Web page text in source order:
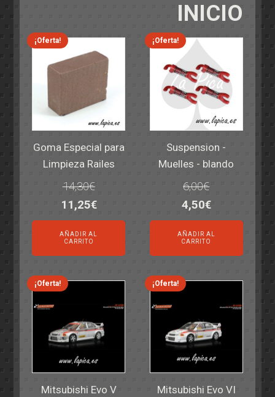
INICIO
¡Oferta!
Goma Especial para
Limpieza Railes
14,30€
El
precio
original
era:
14,30€.
11,25€El
precio
actual
es:
11,25€.
AÑADIR AL
CARRITO
¡Oferta!
Suspension -
Muelles - blando
6,00€
El
precio
original
era:
6,00€.
4,50€El
precio
actual
es:
4,50€.
AÑADIR AL
CARRITO
¡Oferta!
Mitsubishi Evo V
¡Oferta!
Mitsubishi Evo VI